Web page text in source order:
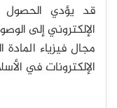
قد يؤدي
الإلكتروني إلى
مجال فيزياء المادة
الإلكترونات في